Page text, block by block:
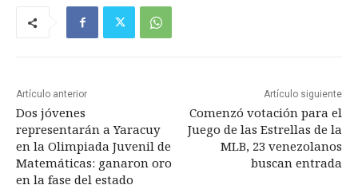
Artículo anterior
Dos jóvenes
representarán a Yaracuy
en la Olimpiada Juvenil de
Matemáticas: ganaron oro
en la fase del estado
Artículo siguiente
Comenzó votación para el
Juego de las Estrellas de la
MLB, 23 venezolanos
buscan entrada